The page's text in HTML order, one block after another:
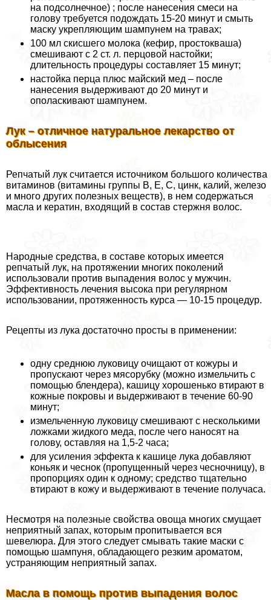
на подсолнечное) ; после нанесения смеси на
голову требуется подождать 15-20 минут и смыть
маску укрепляющим шампунем на травах;
100 мл скисшего молока (кефир, простокваша)
смешивают с 2 ст. л. перцовой настойки;
длительность процедуры составляет 15 минут;
настойка перца плюс майский мед – после
нанесения выдерживают до 20 минут и
ополаскивают шампунем.
Лук – отличное натуральное лекарство от
облысения
Репчатый лук считается источником большого количества
витаминов (витамины группы В, Е, С, цинк, калий, железо
и много других полезных веществ), в нем содержаться
масла и кератин, входящий в состав стержня волос.
Народные средства, в составе которых имеется
репчатый лук, на протяжении многих поколений
использовали против выпадения волос у мужчин.
Эффективность лечения высока при регулярном
использовании, протяженность курса — 10-15 процедур.
Рецепты из лука достаточно просты в применении:
одну среднюю луковицу очищают от кожуры и
пропускают через мясорубку (можно измельчить с
помощью блендера), кашицу хорошенько втирают в
кожные покровы и выдерживают в течение 60-90
минут;
измельченную луковицу смешивают с несколькими
ложками жидкого меда, после чего наносят на
голову, оставляя на 1,5-2 часа;
для усиления эффекта к кашице лука добавляют
коньяк и чеснок (пропущенный через чесночницу), в
пропорциях один к одному; средство тщательно
втирают в кожу и выдерживают в течение получаса.
Несмотря на полезные свойства овоща многих смущает
неприятный запах, которым пропитывается вся
шевелюра. Для этого следует смывать такие маски с
помощью шампуня, обладающего резким ароматом,
устраняющим неприятный запах.
Масла в помощь против выпадения волос